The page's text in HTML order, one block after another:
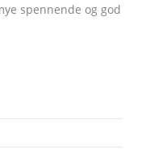
spennende og god